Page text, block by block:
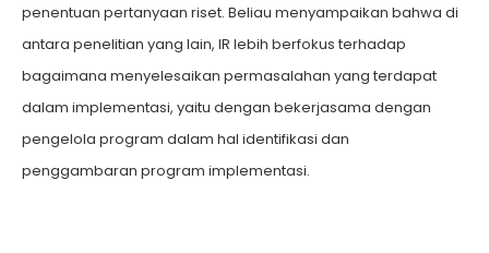
penentuan pertanyaan riset. Beliau menyampaikan bahwa di
antara penelitian yang lain, IR lebih berfokus terhadap
bagaimana menyelesaikan permasalahan yang terdapat
dalam implementasi, yaitu dengan bekerjasama dengan
pengelola program dalam hal identifikasi dan
penggambaran program implementasi.